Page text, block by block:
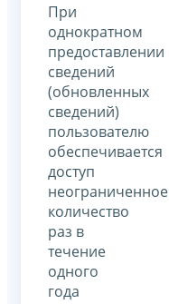
При
однократном
предоставлении
сведений
(обновленных
сведений)
пользователю
обеспечивается
доступ
неограниченное
количество
раз в
течение
одного
года